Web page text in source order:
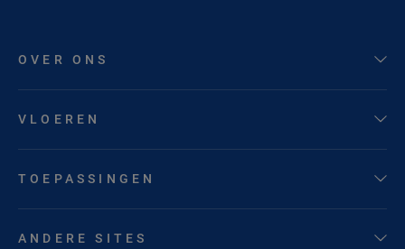
OVER ONS
VLOEREN
TOEPASSINGEN
ANDERE SITES